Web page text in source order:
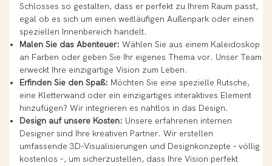
Schlosses so gestalten, dass er perfekt zu Ihrem Raum passt,
egal ob es sich um einen weitläufigen Außenpark oder einen
speziellen Innenbereich handelt.
Malen Sie das Abenteuer: Wählen Sie aus einem Kaleidoskop
an Farben oder geben Sie Ihr eigenes Thema vor. Unser Team
erweckt Ihre einzigartige Vision zum Leben.
Erfinden Sie den Spaß: Möchten Sie eine spezielle Rutsche,
eine Kletterwand oder ein einzigartiges interaktives Element
hinzufügen? Wir integrieren es nahtlos in das Design.
Design auf unsere Kosten: Unsere erfahrenen internen
Designer sind Ihre kreativen Partner. Wir erstellen
umfassende 3D-Visualisierungen und Designkonzepte – völlig
kostenlos –, um sicherzustellen, dass Ihre Vision perfekt